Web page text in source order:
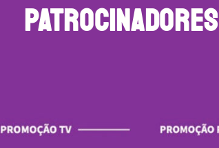
PATROCINADORES